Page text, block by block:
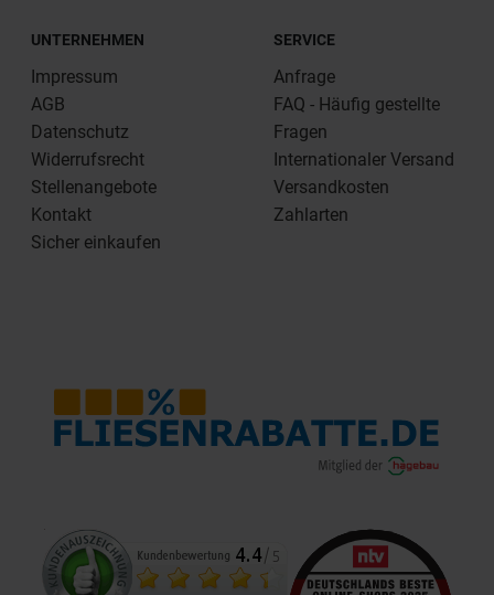
UNTERNEHMEN
Impressum
AGB
Datenschutz
Widerrufsrecht
Stellenangebote
Kontakt
Sicher einkaufen
SERVICE
Anfrage
FAQ - Häufig gestellte
Fragen
Internationaler Versand
Versandkosten
Zahlarten